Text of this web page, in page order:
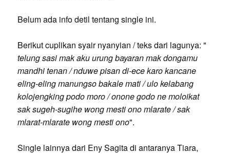
Belum ada info detil tentang single ini.
Berikut cuplikan syair nyanyian / teks dari lagunya: "
telung sasi mak aku urung bayaran mak dongamu
mandhi tenan / nduwe pisan di-ece karo kancane
eling-eling manungso bakale mati / ulo kelabang
kolojengking podo moro / onone godo ne moloikat
sak sugeh-sugihe wong mesti ono mlarate / sak
mlarat-mlarate wong mesti ono".
Single lainnya dari Eny Sagita di antaranya Tiara,